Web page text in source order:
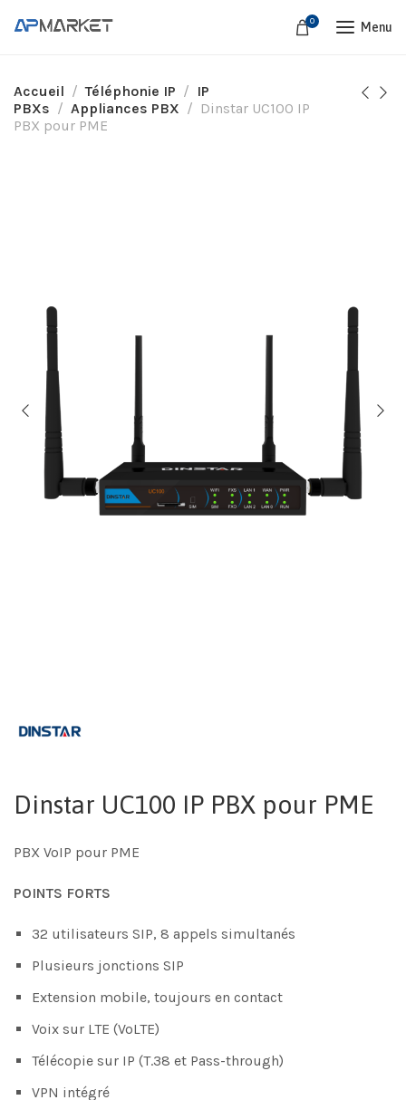
0 Menu
Accueil Téléphonie IP
IP
PBXs
Appliances PBX
Dinstar UC100 IP
PBX pour PME
Dinstar UC100 IP PBX pour PME
PBX VoIP pour PME
POINTS FORTS
32 utilisateurs SIP, 8 appels simultanés
Plusieurs jonctions SIP
Extension mobile, toujours en contact
Voix sur LTE (VoLTE)
Télécopie sur IP (T.38 et Pass-through)
VPN intégré